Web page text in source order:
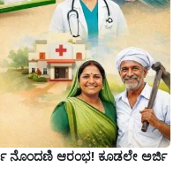
ನೊಂದಣಿ ಆರಂಭ! ಕೂಡಲೇ ಅರ್ಜಿ